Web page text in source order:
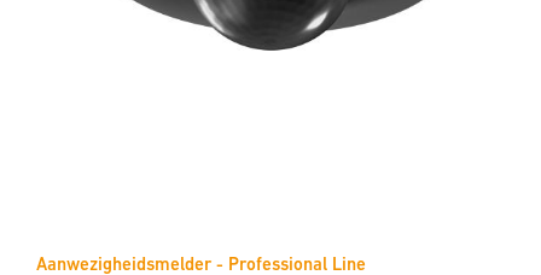
Aanwezigheidsmelder - Professional Line